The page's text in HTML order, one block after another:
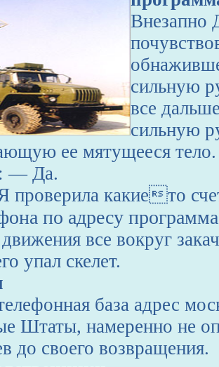
Внезапно
сильную
все
сильную
ее мятущееся
— Да.
какието
по адресу программа
движения все вокруг
упал скелет.
база адрес
Штаты, намеренно не
до своего возвращения.